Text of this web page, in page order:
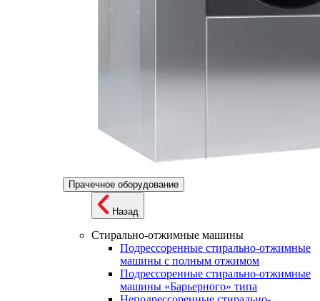
Прачечное оборудование
Назад
Стирально-отжимные машины
Подрессоренные стирально-отжимные
машины с полным отжимом
Подрессоренные стирально-отжимные
машины «Барьерного» типа